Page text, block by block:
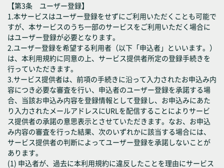
【第3条 ユーザー登録】
1.本サービスはユーザー登録をせずにご利用いただくことも可能で
すが、本サービスのうち一部のサービスをご利用いただく場合に
はユーザー登録が必要となります。
2.ユーザー登録を希望する利用者（以下「申込者」といいます。）
は、本利用規約に同意の上、サービス提供者所定の登録手続きを
行っていただきます。
3.サービス提供者は、前項の手続きに沿って入力されたお申込み内
容につき必要な審査を行い、申込者のユーザー登録を承諾する場
合、当該お申込み内容を登録情報として登録し、お申込みにあた
り入力されたメールアドレスにURLを配信することによりサービ
ス提供者の承諾の意思表示とさせていただきます。なお、お申込
み内容の審査を行った結果、次のいずれかに該当する場合には、
サービス提供者の判断によってユーザー登録を承諾しないことが
あります。
(1) 申込者が、過去に本利用規約に違反したことを理由にサービス